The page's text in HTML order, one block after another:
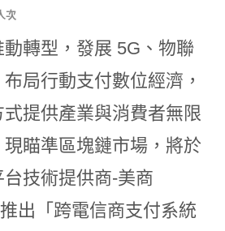
次
轉型，發展 5G、物聯
局行動支付數位經濟，
提供產業與消費者無限
瞄準區塊鏈市場，將於
技術提供商-美商
出「跨電信商支付系統